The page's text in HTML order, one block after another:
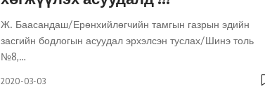
Ж. Баасандаш/Ерөнхийлөгчийн тамгын газрын эдийн
засгийн бодлогын асуудал эрхэлсэн туслах/Шинэ толь
№8,…
2020-03-03